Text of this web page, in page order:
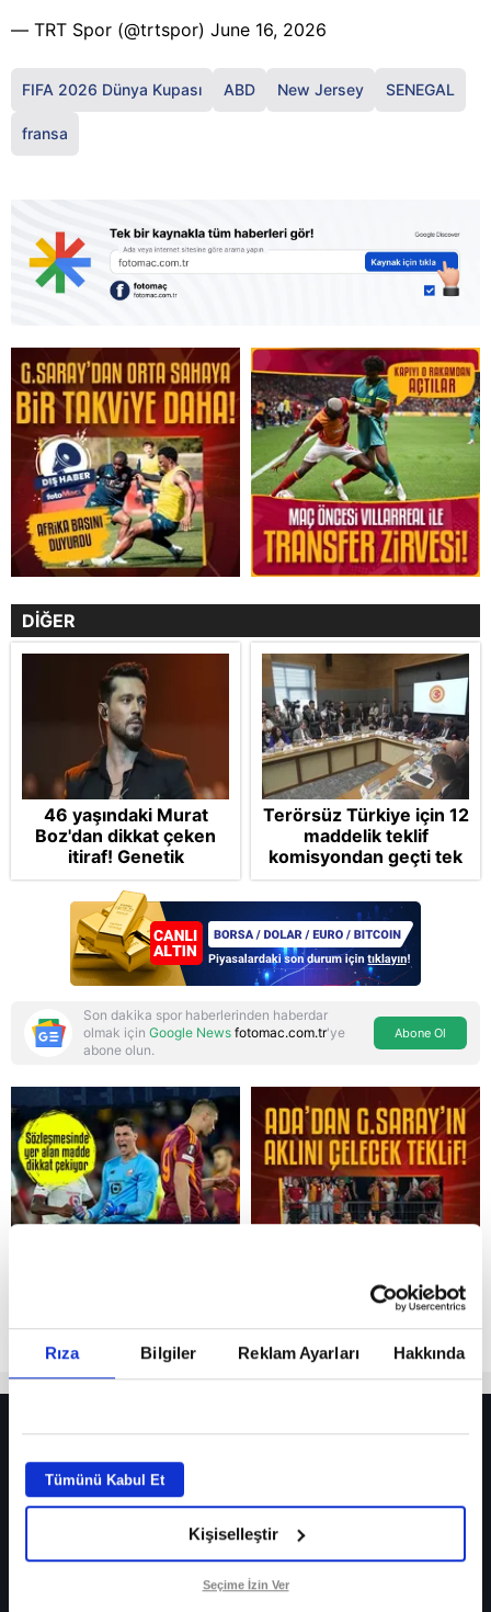
Rıza Bilgiler Reklam Ayarları Hakkında
Tümünü Kabul Et
Kişiselleştir
Seçime İzin Ver
Reddet
— TRT Spor (@trtspor) June 16, 2026
FIFA 2026 Dünya Kupası ABD New Jersey SENEGAL
fransa
DİĞER
46 yaşındaki Murat
Boz'dan dikkat çeken
itiraf! Genetik
korkusunu açıkladı
Terörsüz Türkiye için 12
maddelik teklif
komisyondan geçti tek
madde değişti!
Soruşturma ve cezalar
hangi şartlarda
ertelenecek?
Son dakika spor haberlerinden haberdar
olmak için Google News fotomac.com.tr'ye
abone olun.
Abone Ol
Fenerbahçe’de sürpriz ayrılık ihtimali! Devre arasında gelmişti
Fenerbahçe’nin yeni transferi Mason Greenwood için olay sözler!
Galatasaray’da rota yeniden Thiago Almada!